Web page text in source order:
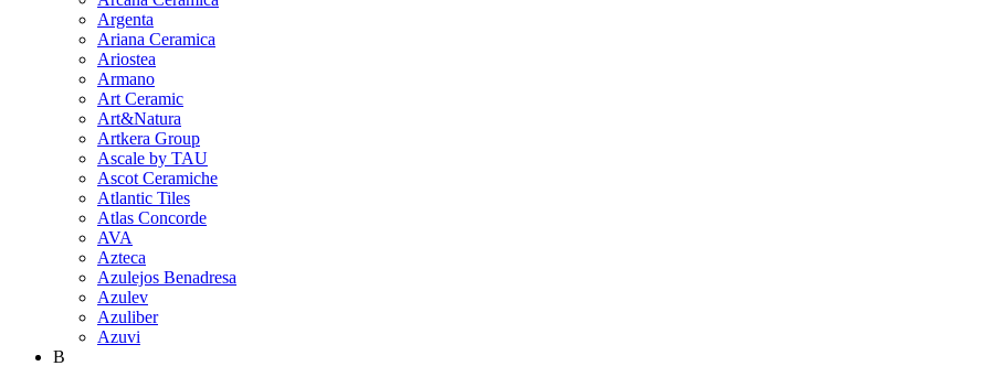
Argenta
Ariana Ceramica
Ariostea
Armano
Art Ceramic
Art&Natura
Artkera Group
Ascale by TAU
Ascot Ceramiche
Atlantic Tiles
Atlas Concorde
AVA
Azteca
Azulejos Benadresa
Azulev
Azuliber
Azuvi
B